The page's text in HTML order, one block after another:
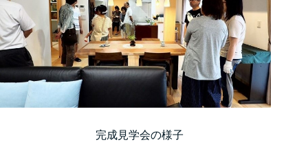
完成見学会の様子